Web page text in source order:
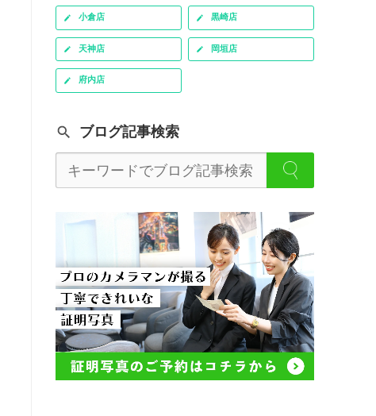
小倉店 黒崎店
天神店 岡垣店
府内店
ブログ記事検索